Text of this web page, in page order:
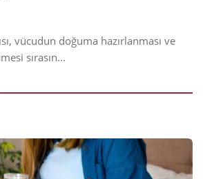
vücudun doğuma hazırlanması ve
sırasın...